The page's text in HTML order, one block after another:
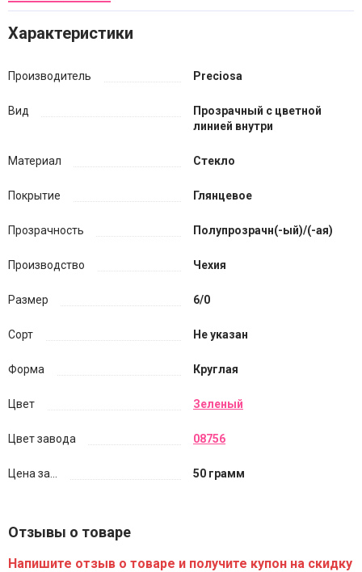
Характеристики
Производитель Preciosa
Вид
Прозрачный с цветной
линией внутри
Материал Стекло
Покрытие Глянцевое
Прозрачность Полупрозрачн(-ый)/(-ая)
Производство Чехия
Размер 6/0
Сорт Не указан
Форма Круглая
Цвет Зеленый
Цвет завода 08756
Цена за... 50 грамм
Отзывы о товаре
Напишите отзыв о товаре и получите купон на скидку